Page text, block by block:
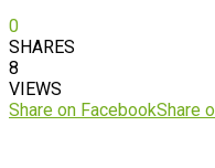
0
SHARES
8
VIEWS
Share on FacebookShare